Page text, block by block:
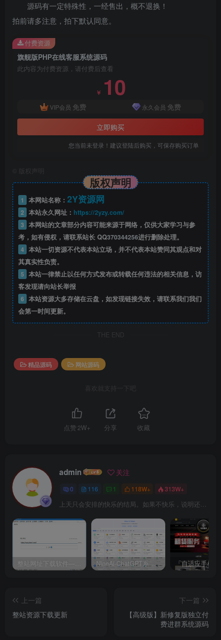
源码有一定特殊性，一经售出，概不退换！
拍前请多注意，拍下默认同意。
旗舰版PHP在线客服系统源码
此内容为付费资源，请付费后查看
￥ 10
VIP会员 免费 永久会员 免费
立即购买
您当前未登录！建议登陆后购买，可保存购买订单
付费资源
版权声明
版权声明
1 本网站名称： 2Y资源网
2 本站永久网址： https://2yzy.com/
3 本网站的文章部分内容可能来源于网络，仅供大家学习与参
考，如有侵权，请联系站长 QQ370344256进行删除处理。
4 本站一切资源不代表本站立场，并不代表本站赞同其观点和对
其真实性负责。
5 本站一律禁止以任何方式发布或转载任何违法的相关信息，访
客发现请向站长举报
6 本站资源大多存储在云盘，如发现链接失效，请联系我们我们
会第一时间更新。
THE END
精品源码 网站源码
喜欢就支持一下吧
点赞 2W+ 分享 收藏
admin 关注
0 116 1 118W+ 313W+
上天只会安排的快乐的结局。如果不快乐，说明还不是最后结局
整站网址下载软件——XFT下载软件 NineAi-ChatGPT系统全开源源码及基本搭建教程
上一篇
整站资源下载更新
下一篇
【高级版】新修复版独立付
费进群系统源码